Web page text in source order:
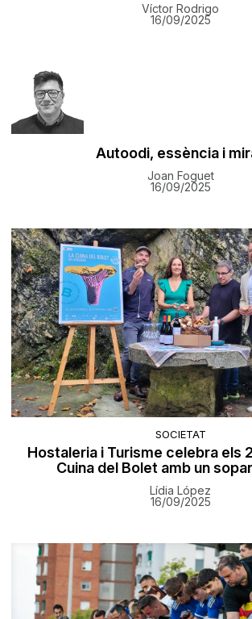
Víctor Rodrigo
16/09/2025
Autoodi, essència i
Joan Foguet
16/09/2025
SOCIETAT
Hostaleria i Turisme celebra els
Cuina del Bolet amb un
Lídia López
16/09/2025